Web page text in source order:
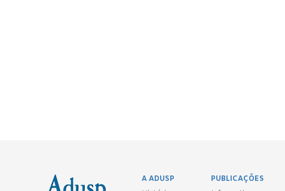
A ADUSP
PUBLICAÇÕES